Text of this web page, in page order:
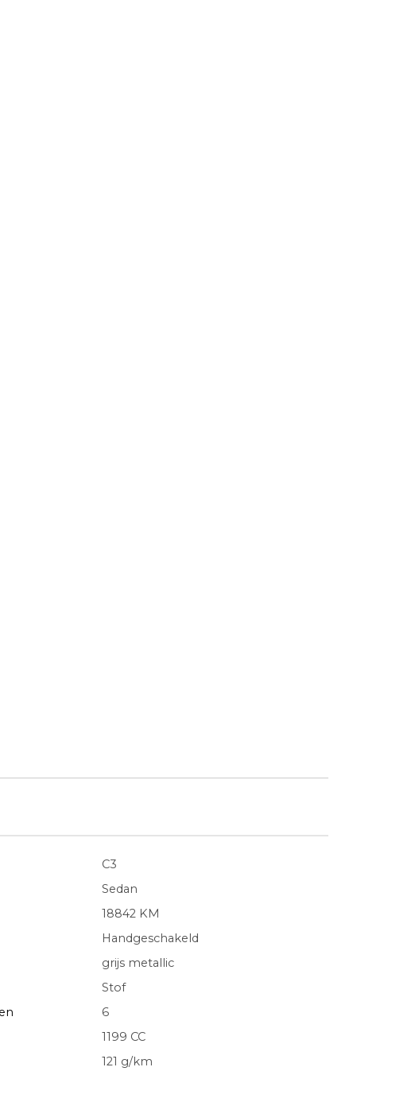
C3
Sedan
18842 KM
Handgeschakeld
grijs metallic
Stof
6
1199 CC
121 g/km